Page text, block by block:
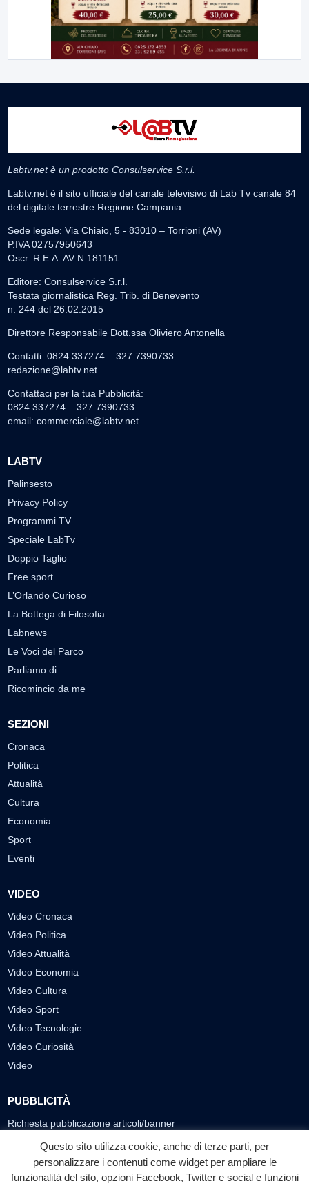
Labtv.net è un prodotto Consulservice S.r.l.
Labtv.net è il sito ufficiale del canale televisivo di Lab Tv canale 84
del digitale terrestre Regione Campania
Sede legale: Via Chiaio, 5 - 83010 – Torrioni (AV)
P.IVA 02757950643
Oscr. R.E.A. AV N.181151
Editore: Consulservice S.r.l.
Testata giornalistica Reg. Trib. di Benevento
n. 244 del 26.02.2015
Direttore Responsabile Dott.ssa Oliviero Antonella
Contatti: 0824.337274 – 327.7390733
redazione@labtv.net
Contattaci per la tua Pubblicità:
0824.337274 – 327.7390733
email: commerciale@labtv.net
LABTV
Palinsesto
Privacy Policy
Programmi TV
Speciale LabTv
Doppio Taglio
Free sport
L’Orlando Curioso
La Bottega di Filosofia
Labnews
Le Voci del Parco
Parliamo di…
Ricomincio da me
SEZIONI
Cronaca
Politica
Attualità
Cultura
Economia
Sport
Eventi
VIDEO
Video Cronaca
Video Politica
Video Attualità
Video Economia
Video Cultura
Video Sport
Video Tecnologie
Video Curiosità
Video
PUBBLICITÀ
Richiesta pubblicazione articoli/banner
SEGUICI SUI SOCIAL
f ◎ ▶
Questo sito utilizza cookie, anche di terze parti, per
personalizzare i contenuti come widget per ampliare le
funzionalità del sito, opzioni Facebook, Twitter e social e funzioni